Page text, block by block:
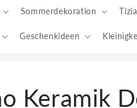
Sommerdekoration
Geschenkideen
Keramik